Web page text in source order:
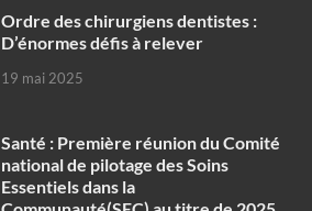
Ordre des chirurgiens dentistes :
D’énormes défis à relever
19 mai 2025
Santé : Première réunion du Comité
national de pilotage des Soins
Essentiels dans la